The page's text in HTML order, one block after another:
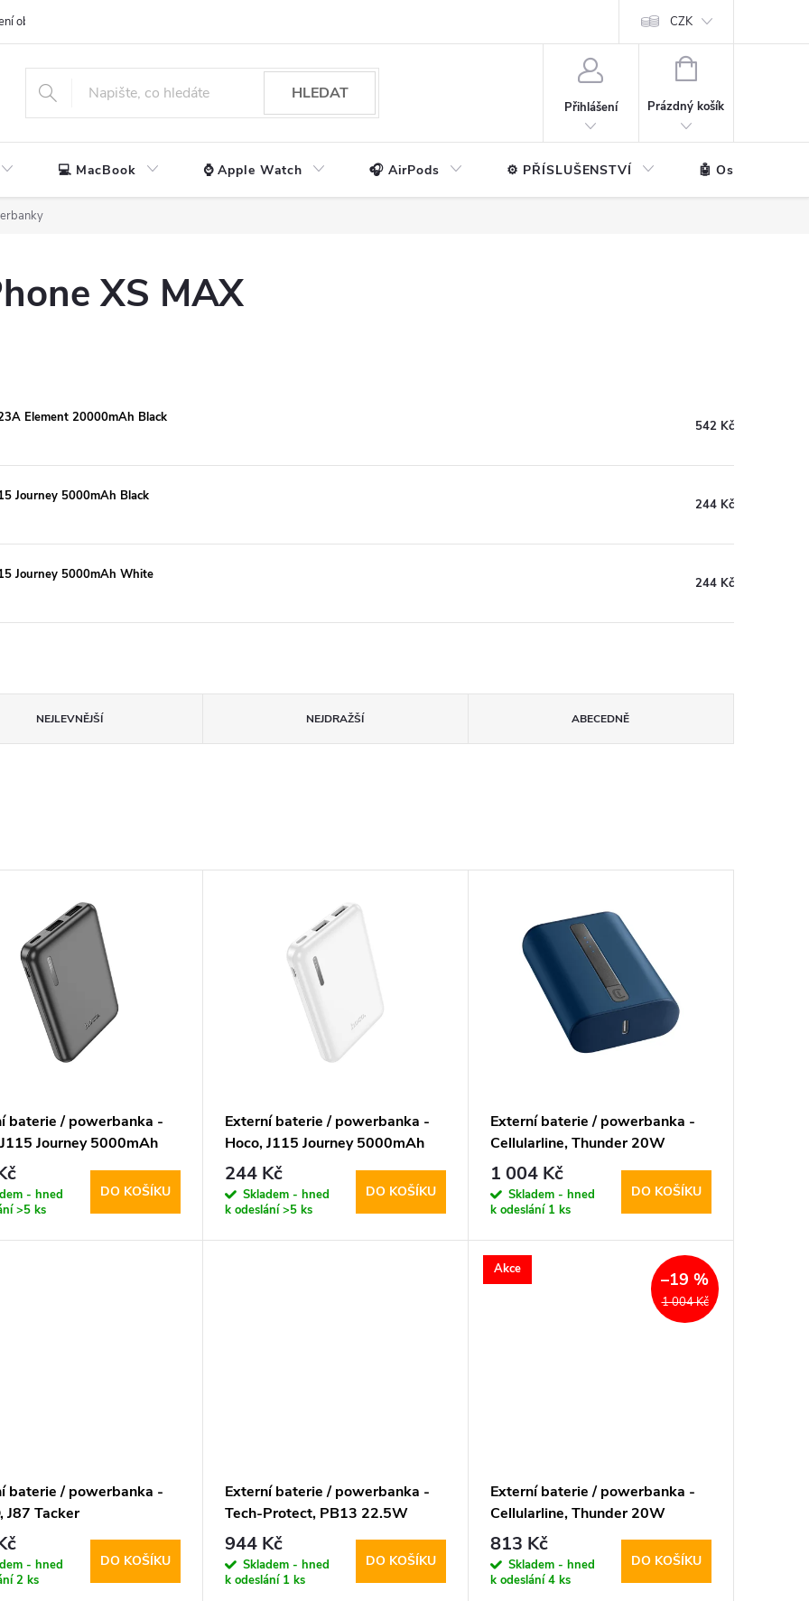
obchodu CZK
HLEDAT
Přihlášení
NÁKUPNÍ
Prázdný košík
💻 MacBook ⌚ Apple Watch 🎧 AirPods ⚙️ PŘÍSLUŠENSTVÍ 🤖 Ostatní
XS MAX
Element 20000mAh Black
542 Kč
Journey 5000mAh Black
244 Kč
Journey 5000mAh White
244 Kč
NEJLEVNĚJŠÍ NEJDRAŽŠÍ ABECEDNĚ
baterie / powerbanka -
Journey 5000mAh
- hned
>5 ks
DO KOŠÍKU
Externí baterie / powerbanka -
Hoco, J115 Journey 5000mAh
White
244 Kč
Skladem - hned
k odeslání>5 ks
DO KOŠÍKU
Externí baterie / powerbanka -
Cellularline, Thunder 20W
10000mAh Blue
1 004 Kč
Skladem - hned
k odeslání 1 ks
DO KOŠÍKU
baterie / powerbanka -
J87 Tacker
10000mAh
- hned
2 ks
DO KOŠÍKU
Externí baterie / powerbanka -
Tech-Protect, PB13 22.5W
20000mAh
944 Kč
Skladem - hned
k odeslání 1 ks
DO KOŠÍKU
Akce
1 004 Kč
–19 %
Externí baterie / powerbanka -
Cellularline, Thunder 20W
10000mAh Black
813 Kč
Skladem - hned
k odeslání4 ks
DO KOŠÍKU